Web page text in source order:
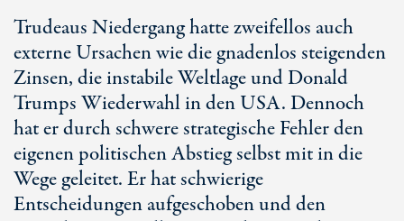
Trudeaus Niedergang hatte zweifellos auch
externe Ursachen wie die gnadenlos steigenden
Zinsen, die instabile Weltlage und Donald
Trumps Wiederwahl in den USA. Dennoch
hat er durch schwere strategische Fehler den
eigenen politischen Abstieg selbst mit in die
Wege geleitet. Er hat schwierige
Entscheidungen aufgeschoben und den